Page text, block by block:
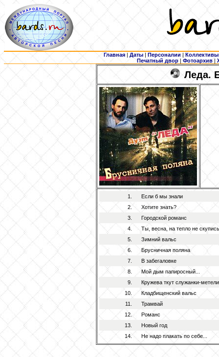
Главная | Даты | Персоналии | Коллективы
Печатный двор | Фотоархив |
Леда.
1.
Если б мы знали
2.
Хотите знать?
3.
Городской романс
4.
Ты, весна, на тепло не
5.
Зимний вальс
6.
Брусничная поляна
7.
В забегаловке
8.
Мой дым папиросный...
9.
Кружева ткут служанки-
10.
Кладбищенский вальс
11.
Трамвай
12.
Романс
13.
Новый год
14.
Не надо плакать по себе...